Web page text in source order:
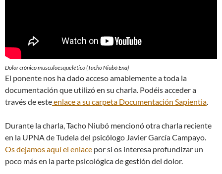
Dolor crónico musculoesquelético (Tacho Niubó Ena)
El ponente nos ha dado acceso amablemente a toda la
documentación que utilizó en su charla. Podéis acceder a
través de esteenlace a su carpeta Documentación Sapientia
Durante la charla, Tacho Niubó mencionó otra charla reciente
en la UPNA de Tudela del psicólogo Javier García Campayo.
Os dejamos aquí el enlace por si os interesa profundizar un
poco más en la parte psicológica de gestión del dolor.